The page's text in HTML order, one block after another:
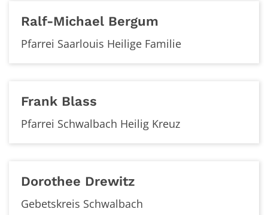
Ralf-Michael Bergum
Pfarrei Saarlouis Heilige Familie
Frank Blass
Pfarrei Schwalbach Heilig Kreuz
Dorothee Drewitz
Gebetskreis Schwalbach